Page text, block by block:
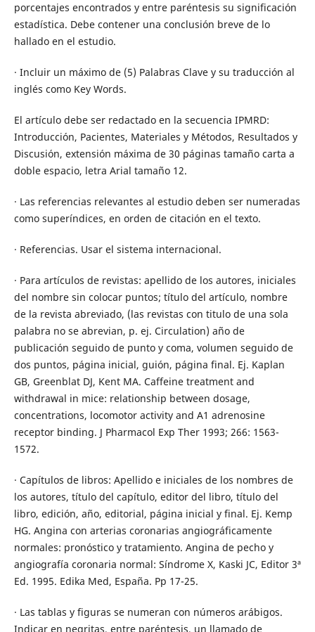
porcentajes encontrados y entre paréntesis su significación
estadística. Debe contener una conclusión breve de lo
hallado en el estudio.
· Incluir un máximo de (5) Palabras Clave y su traducción al
inglés como Key Words.
El artículo debe ser redactado en la secuencia IPMRD:
Introducción, Pacientes, Materiales y Métodos, Resultados y
Discusión, extensión máxima de 30 páginas tamaño carta a
doble espacio, letra Arial tamaño 12.
· Las referencias relevantes al estudio deben ser numeradas
como superíndices, en orden de citación en el texto.
· Referencias. Usar el sistema internacional.
· Para artículos de revistas: apellido de los autores, iniciales
del nombre sin colocar puntos; título del artículo, nombre
de la revista abreviado, (las revistas con titulo de una sola
palabra no se abrevian, p. ej. Circulation) año de
publicación seguido de punto y coma, volumen seguido de
dos puntos, página inicial, guión, página final. Ej. Kaplan
GB, Greenblat DJ, Kent MA. Caffeine treatment and
withdrawal in mice: relationship between dosage,
concentrations, locomotor activity and A1 adrenosine
receptor binding. J Pharmacol Exp Ther 1993; 266: 1563-
1572.
· Capítulos de libros: Apellido e iniciales de los nombres de
los autores, título del capítulo, editor del libro, título del
libro, edición, año, editorial, página inicial y final. Ej. Kemp
HG. Angina con arterias coronarias angiográficamente
normales: pronóstico y tratamiento. Angina de pecho y
angiografía coronaria normal: Síndrome X, Kaski JC, Editor 3ª
Ed. 1995. Edika Med, España. Pp 17-25.
· Las tablas y figuras se numeran con números arábigos.
Indicar en negritas, entre paréntesis, un llamado de